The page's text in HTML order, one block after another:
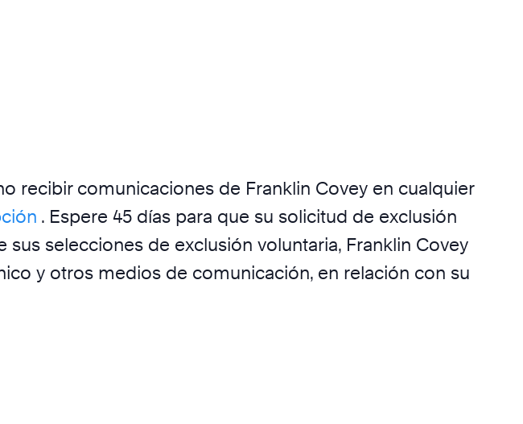
recibir comunicaciones de Franklin Covey en cualquier
. Espere 45 días para que su solicitud de exclusión
selecciones de exclusión voluntaria, Franklin Covey
y otros medios de comunicación, en relación con su